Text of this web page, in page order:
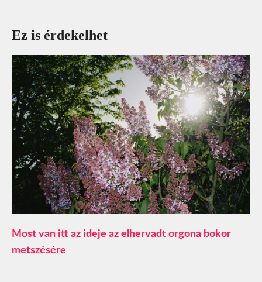
Ez is érdekelhet
Most van itt az ideje az elhervadt orgona bokor
metszésére